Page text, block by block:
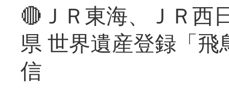
🔴ＪＲ東海、ＪＲ西
県 世界遺産登録「
信